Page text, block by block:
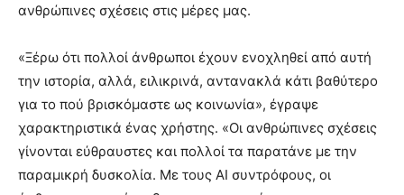
ανθρώπινες σχέσεις στις μέρες μας.
«Ξέρω ότι πολλοί άνθρωποι έχουν ενοχληθεί από αυτή
την ιστορία, αλλά, ειλικρινά, αντανακλά κάτι βαθύτερο
για το πού βρισκόμαστε ως κοινωνία», έγραψε
χαρακτηριστικά ένας χρήστης. «Οι ανθρώπινες σχέσεις
γίνονται εύθραυστες και πολλοί τα παρατάνε με την
παραμικρή δυσκολία. Με τους AI συντρόφους, οι